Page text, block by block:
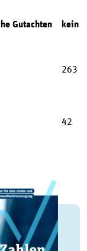
Gutachten kein
263
42